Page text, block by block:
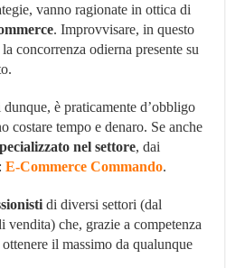
vanno ragionate in ottica di
. Improvvisare, in questo
concorrenza odierna presente su
è praticamente d’obbligo
costare tempo e denaro. Se anche
nel settore, dai
E-Commerce Commando.
di diversi settori (dal
vendita) che, grazie a competenza
il massimo da qualunque